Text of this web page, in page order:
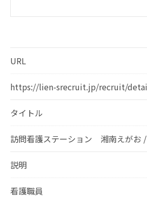
ません。
＜個人情報の委託について＞
個人情報を外部に委託する場合があ
これらの委託先に対しては個人情
URL
https://lien-srecruit.jp/recruit/
タイトル
訪問看護ステーション 湘南えがお
説明
看護職員